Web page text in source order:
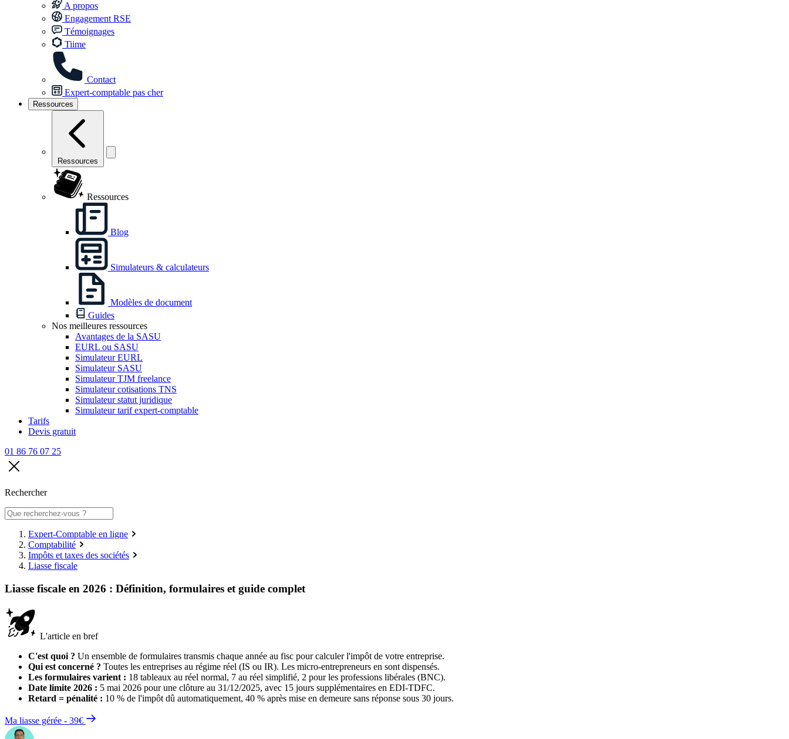
A propos
Engagement RSE
Témoignages
Tiime
Contact
Expert-comptable pas cher
Ressources
Ressources
Ressources
Blog
Simulateurs & calculateurs
Modèles de document
Guides
Nos meilleures ressources
Avantages de la SASU
EURL ou SASU
Simulateur EURL
Simulateur SASU
Simulateur TJM freelance
Simulateur cotisations TNS
Simulateur statut juridique
Simulateur tarif expert-comptable
Tarifs
Devis gratuit
01 86 76 07 25
Rechercher
Expert-Comptable en ligne
Comptabilité
Impôts et taxes des sociétés
Liasse fiscale
Liasse fiscale en 2026 : Définition, formulaires et guide complet
L'article en bref
C'est quoi ? Un ensemble de formulaires transmis chaque année au fisc pour calculer l'impôt de votre entreprise.
Qui est concerné ? Toutes les entreprises au régime réel (IS ou IR). Les micro-entrepreneurs en sont dispensés.
Les formulaires varient : 18 tableaux au réel normal, 7 au réel simplifié, 2 pour les professions libérales (BNC).
Date limite 2026 : 5 mai 2026 pour une clôture au 31/12/2025, avec 15 jours supplémentaires en EDI-TDFC.
Retard = pénalité : 10 % de l'impôt dû automatiquement, 40 % après mise en demeure sans réponse sous 30 jours.
Ma liasse gérée - 39€